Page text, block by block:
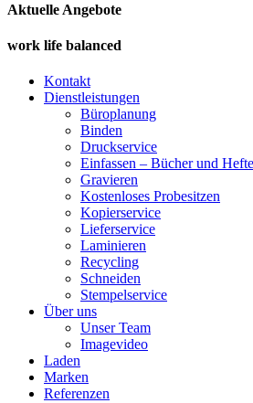
Aktuelle Angebote
work life balanced
Kontakt
Dienstleistungen
Büroplanung
Binden
Druckservice
Einfassen – Bücher und Hefte
Gravieren
Kostenloses Probesitzen
Kopierservice
Lieferservice
Laminieren
Recycling
Schneiden
Stempelservice
Über uns
Unser Team
Imagevideo
Laden
Marken
Referenzen